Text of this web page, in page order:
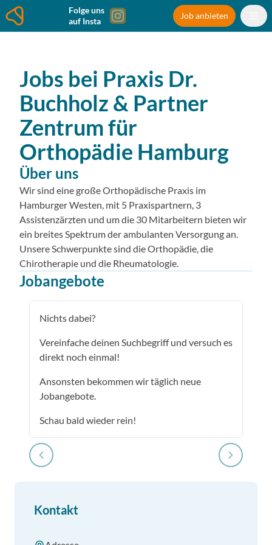
Folge uns
auf Insta
Job anbieten
Jobs bei Praxis Dr.
Buchholz & Partner
Zentrum für
Orthopädie Hamburg
Über uns
Wir sind eine große Orthopädische Praxis im
Hamburger Westen, mit 5 Praxispartnern, 3
Assistenzärzten und um die 30 Mitarbeitern bieten wir
ein breites Spektrum der ambulanten Versorgung an.
Unsere Schwerpunkte sind die Orthopädie, die
Chirotherapie und die Rheumatologie.
Jobangebote
Nichts dabei?
Vereinfache deinen Suchbegriff und versuch es
direkt noch einmal!
Ansonsten bekommen wir täglich neue
Jobangebote.
Schau bald wieder rein!
Kontakt